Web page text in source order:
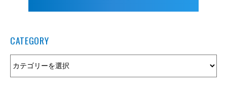
CATEGORY